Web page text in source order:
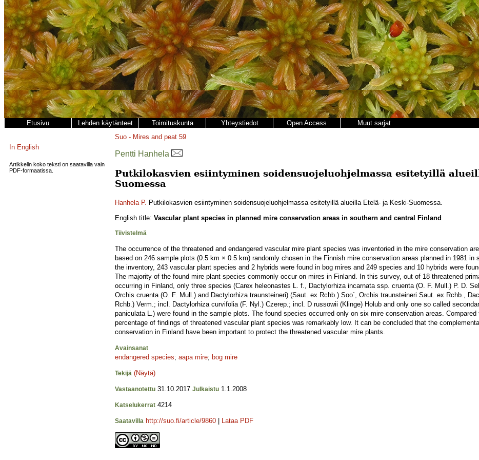
Etusivu Lehden käytänteet Toimituskunta Yhteystiedot Open Access Muut sarjat
In English
Artikkelin koko teksti on saatavilla vain
PDF-formaatissa.
Suo - Mires and peat 59
Pentti Hanhela
Putkilokasvien esiintyminen soidensuojeluohjelmassa esitetyillä
Suomessa
Hanhela P. Putkilokasvien esiintyminen soidensuojeluohjelmassa esitetyillä alueilla Etelä- ja Keski-Suomessa.
English title: Vascular plant species in planned mire conservation areas in southern and central Finland
Tiivistelmä
The occurrence of the threatened and endangered vascular mire plant species was inventoried in the mire conservation
based on 246 sample plots (0.5 km × 0.5 km) randomly chosen in the Finnish mire conservation areas planned in 1981 in
the inventory, 243 vascular plant species and 2 hybrids were found in bog mires and 249 species and 10 hybrids were
The majority of the found mire plant species commonly occur on mires in Finland. In this survey, out of 18 threatened
occurring in Finland, only three species (Carex heleonastes L. f., Dactylorhiza incarnata ssp. cruenta (O. F. Mull.) P. D.
Orchis cruenta (O. F. Mull.) and Dactylorhiza traunsteineri) (Saut. ex Rchb.) Soo´, Orchis traunsteineri Saut. ex Rchb.,
Rchb.) Verm.; incl. Dactylorhiza curvifolia (F. Nyl.) Czerep.; incl. D russowii (Klinge) Holub and only one so called
paniculata L.) were found in the sample plots. The found species occurred only on six mire conservation areas.
percentage of findings of threatened vascular plant species was remarkably low. It can be concluded that the
conservation in Finland have been important to protect the threatened vascular mire plants.
Avainsanat
endangered species; aapa mire; bog mire
Tekijä (Näytä)
Vastaanotettu 31.10.2017 Julkaistu 1.1.2008
Katselukerrat 4214
Saatavilla http://suo.fi/article/9860 Lataa PDF